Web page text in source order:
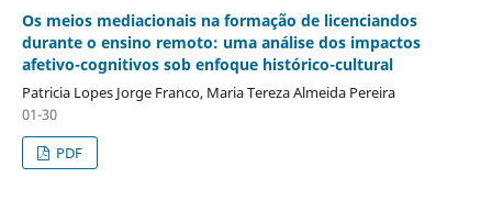
Os meios mediacionais na formação de licenciandos
durante o ensino remoto: uma análise dos impactos
afetivo-cognitivos sob enfoque histórico-cultural
Patricia Lopes Jorge Franco, Maria Tereza Almeida Pereira
01-30
PDF